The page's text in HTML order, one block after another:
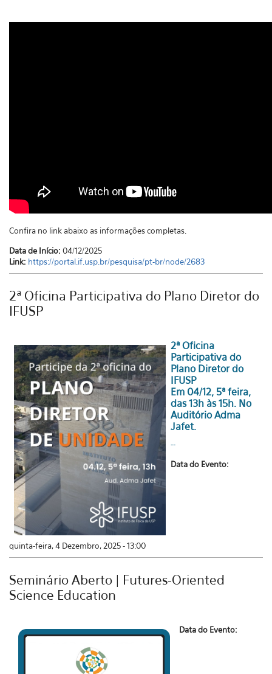
Confira no link abaixo as informações completas.
Data de Início: 04/12/2025
Link: https://portal.if.usp.br/pesquisa/pt-br/node/2683
2ª Oficina Participativa do Plano Diretor do
IFUSP
2ª Oficina
Participativa do
Plano Diretor do
IFUSP
Em 04/12, 5ª feira,
das 13h às 15h. No
Auditório Adma
Jafet.
--
Data do Evento:
quinta-feira, 4 Dezembro, 2025 - 13:00
Seminário Aberto | Futures-Oriented
Science Education
Data do Evento: